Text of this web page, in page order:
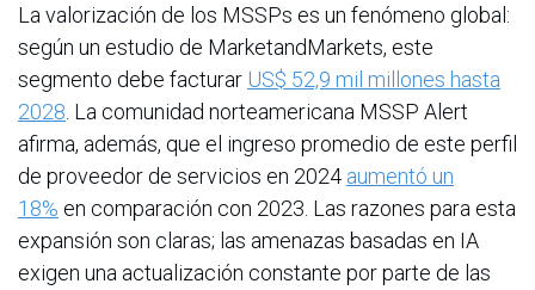
La valorización de los MSSPs es un fenómeno global:
según un estudio de MarketandMarkets, este
segmento debe facturar US$ 52,9 mil millones hasta
2028 . La comunidad norteamericana MSSP Alert
afirma, además, que el ingreso promedio de este perfil
de proveedor de servicios en 2024 aumentó un
18% en comparación con 2023. Las razones para esta
expansión son claras; las amenazas basadas en IA
exigen una actualización constante por parte de las